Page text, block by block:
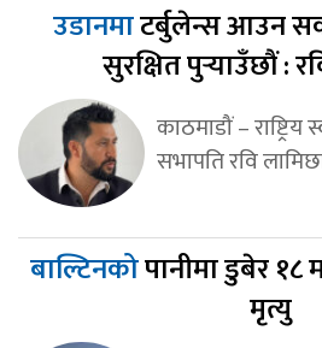
उडानमाटर्बुलेन्स आउन
सुरक्षित पुर्‍याउँछौं :
काठमाडौं – राष्ट्रिय
सभापति रवि
बाल्टिनकोपानीमा डुबेर
मृत्यु